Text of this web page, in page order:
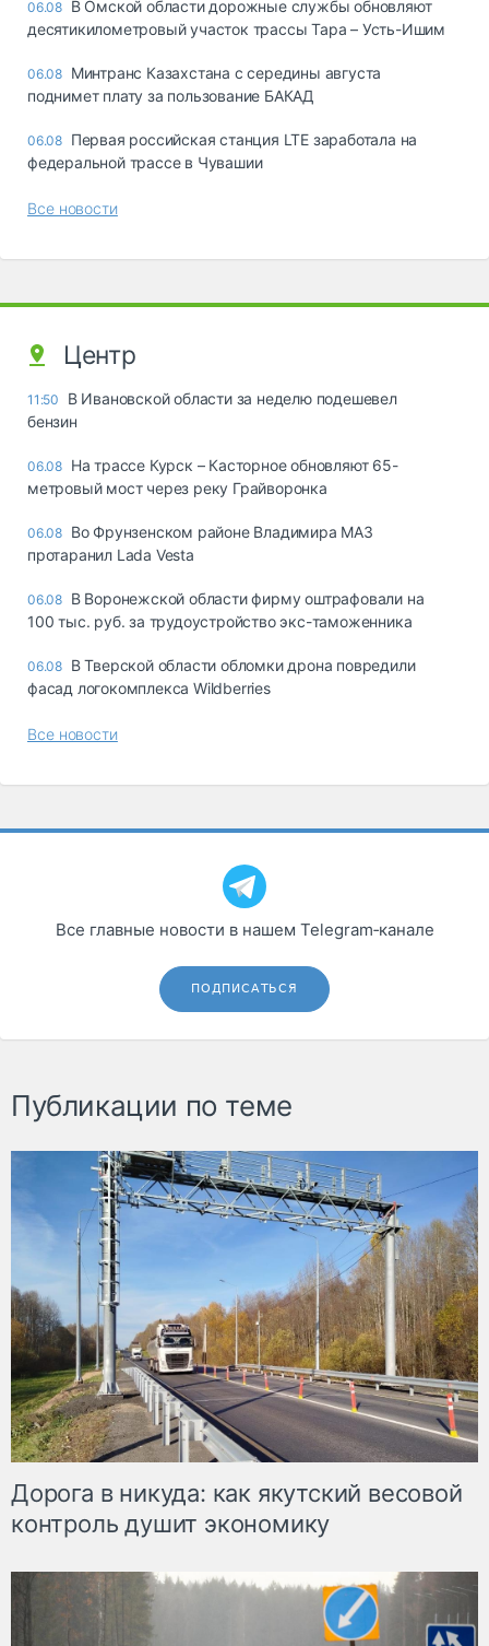
06.08 В Омской области дорожные службы обновляют
десятикилометровый участок трассы Тара – Усть-Ишим
06.08 Минтранс Казахстана с середины августа
поднимет плату за пользование БАКАД
06.08 Первая российская станция LTE заработала на
федеральной трассе в Чувашии
Все новости
Центр
11:50
В Ивановской области за неделю подешевел
бензин
06.08 На трассе Курск – Касторное обновляют 65-
метровый мост через реку Грайворонка
06.08 Во Фрунзенском районе Владимира МАЗ
протаранил Lada Vesta
06.08 В Воронежской области фирму оштрафовали на
100 тыс. руб. за трудоустройство экс-таможенника
06.08 В Тверской области обломки дрона повредили
фасад логокомплекса Wildberries
Все новости
Все главные новости в нашем Telegram‑канале
ПОДПИСАТЬСЯ
Публикации по теме
Дорога в никуда: как якутский весовой
контроль душит экономику